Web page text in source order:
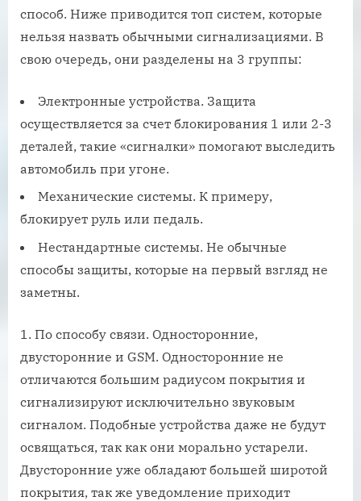
способ. Ниже приводится топ систем, которые
нельзя назвать обычными сигнализациями. В
свою очередь, они разделены на 3 группы:
Электронные устройства. Защита
осуществляется за счет блокирования 1 или 2-3
деталей, такие «сигналки» помогают выследить
автомобиль при угоне.
Механические системы. К примеру,
блокирует руль или педаль.
Нестандартные системы. Не обычные
способы защиты, которые на первый взгляд не
заметны.
По способу связи. Односторонние,
двусторонние и GSM. Односторонние не
отличаются большим радиусом покрытия и
сигнализируют исключительно звуковым
сигналом. Подобные устройства даже не будут
освящаться, так как они морально устарели.
Двусторонние уже обладают большей широтой
покрытия, так же уведомление приходит